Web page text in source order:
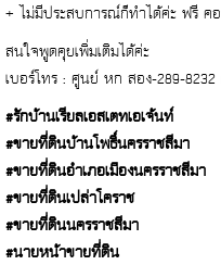
+ ไม่มีประสบการณ์ก็ทำได้ค่ะ ฟรี คอ
สนใจพูดคุยเพิ่มเติมได้ค่ะ
เบอร์โทร : ศูนย์ หก สอง-289-
#รักบ้านเรียลเอสเตทเอเจ้นท์
#ขายที่ดินบ้านโพธิ์นครราชสีมา
#ขายที่ดินอำเภอเมืองนครราชสีมา
#ขายที่ดินเปล่าโคราช
#ขายที่ดินนครราชสีมา
#นายหน้าขายที่ดิน